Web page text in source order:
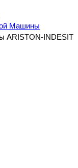
Машины
ARISTON-INDESIT